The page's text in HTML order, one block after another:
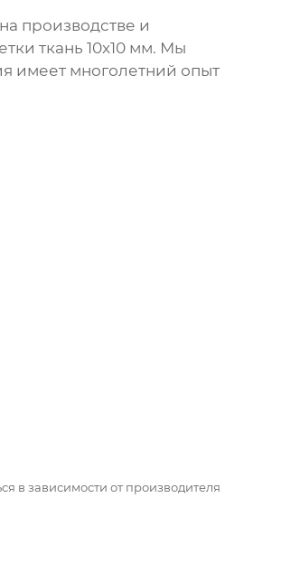
производстве и
ткань 10x10 мм. Мы
имеет многолетний опыт
в зависимости от производителя